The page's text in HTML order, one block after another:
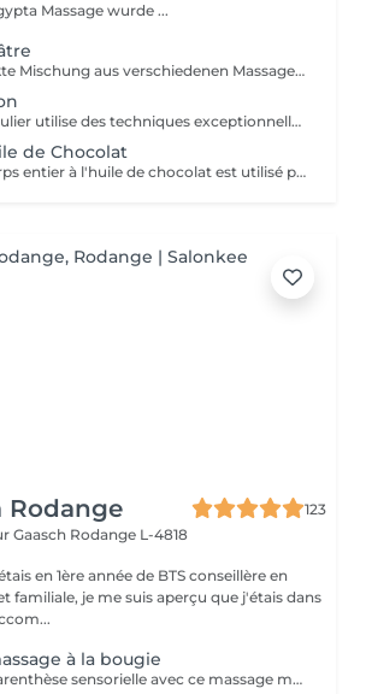
Feiertagen) Egypta Massage wurde ...
Dies ist eine perfekte Mischung aus verschiedenen Massagen, die aus Lymph-, Reflexzonen-, Shiatsu, Aroma- und Kräuter- oder Hot Stone Massage besteht. Wir verwenden eine einzigartige Mischung aus Bio-Parfümölen wie: Jojobaöl, Jasmin, Papyrusöl, Eukalyptus, Sandelholz und Argan. Sie werden für die Körpermassage verwendet und dienen auch der Seelenreinigung.
Ce massage particulier utilise des techniques exceptionnelles comme (réflexologie des pieds et des mains, acupression, étirement doux et libération des tissus profonds). Il permet dans l'ordre de se débarrasser de l'accumulation douloureuse d'acide lactique qui se développe en raison d'un entraînement sportif intensif ou de longues heures de travail stressantes. En outre, il s'agit d'une méthode de traitement spécialisée pour les problèmes musculaires dus aux spasmes.
de Chocolat
Le massage du corps entier à l'huile de chocolat est utilisé pour détendre vos sens. C'est un massage fantastique pour les maux, les douleurs, le soulagement de l'anxiété, la lutte contre le stress, ce qui le rend excessivement apaisant et calmant. Réservez une seule séance de massage aromathérapeutique chez nous et laissez-vous envoûter et émerveiller par la sensation fantastique que vous ressentirez après la session. Vous voudriez la subir plusieurs fois.
Rodange
123
Gaasch Rodange L-4818
en 1ère année de BTS conseillère en
familiale, je me suis aperçu que j'étais dans
à la bougie
Offrez-vous une parenthèse sensorielle avec ce massage moderne et réconfortant. La bougie de massage, une fois fondue, se transforme en une huile tiède et onctueuse, appliquée délicatement sur la peau. Cette chaleur douce se combine à des manuvres enveloppantes et relaxantes, apportant une détente immédiate. Les bénéfices : Détente profonde et chaleur réconfortante Peau nourrie et satinée grâce à l'huile fondue Apaisement du corps et de l'esprit Expérience sensorielle unique et cocooning Un rituel idéal pour s'offrir un moment de douceur, parfait en période de stress ou de fatigue.